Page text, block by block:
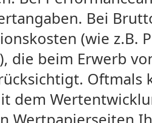
Bei
(wie z.B.
die beim Erwerb
Oftmals
dem